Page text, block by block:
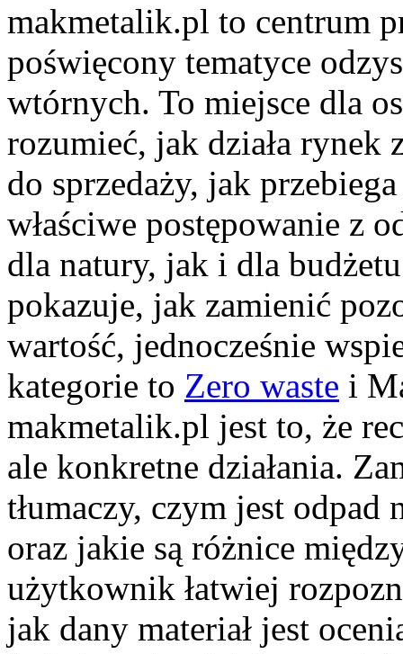
makmetalik.pl to centrum
poświęcony tematyce
wtórnych. To miejsce dla
rozumieć, jak działa rynek
do sprzedaży, jak
właściwe postępowanie z
dla natury, jak i dla
pokazuje, jak zamienić
wartość, jednocześnie
kategorie to Zero waste i
makmetalik.pl jest to, że
ale konkretne działania.
tłumaczy, czym jest odpad
oraz jakie są różnice
użytkownik łatwiej
jak dany materiał jest